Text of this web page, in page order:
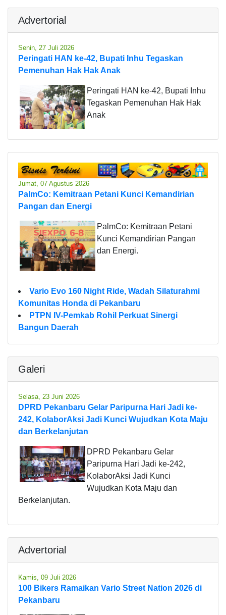
Advertorial
Senin, 27 Juli 2026
Peringati HAN ke-42, Bupati Inhu Tegaskan
Pemenuhan Hak Hak Anak
Peringati HAN ke-42, Bupati Inhu
Tegaskan Pemenuhan Hak Hak
Anak
Jumat, 07 Agustus 2026
PalmCo: Kemitraan Petani Kunci Kemandirian
Pangan dan Energi
PalmCo: Kemitraan Petani
Kunci Kemandirian Pangan
dan Energi.
Vario Evo 160 Night Ride, Wadah Silaturahmi
Komunitas Honda di Pekanbaru
PTPN IV-Pemkab Rohil Perkuat Sinergi
Bangun Daerah
Galeri
Selasa, 23 Juni 2026
DPRD Pekanbaru Gelar Paripurna Hari Jadi ke-
242, KolaborAksi Jadi Kunci Wujudkan Kota Maju
dan Berkelanjutan
DPRD Pekanbaru Gelar
Paripurna Hari Jadi ke-242,
KolaborAksi Jadi Kunci
Wujudkan Kota Maju dan
Berkelanjutan.
Advertorial
Kamis, 09 Juli 2026
100 Bikers Ramaikan Vario Street Nation 2026 di
Pekanbaru